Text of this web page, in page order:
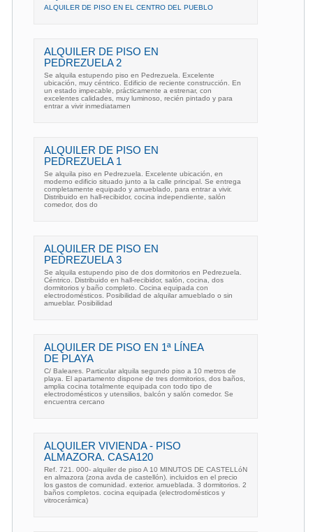
ALQUILER DE PISO EN EL CENTRO DEL PUEBLO
ALQUILER DE PISO EN
PEDREZUELA 2
Se alquila estupendo piso en Pedrezuela. Excelente
ubicación, muy céntrico. Edificio de reciente construcción. En
un estado impecable, prácticamente a estrenar, con
excelentes calidades, muy luminoso, recién pintado y para
entrar a vivir inmediatamen
ALQUILER DE PISO EN
PEDREZUELA 1
Se alquila piso en Pedrezuela. Excelente ubicación, en
moderno edificio situado junto a la calle principal. Se entrega
completamente equipado y amueblado, para entrar a vivir.
Distribuido en hall-recibidor, cocina independiente, salón
comedor, dos do
ALQUILER DE PISO EN
PEDREZUELA 3
Se alquila estupendo piso de dos dormitorios en Pedrezuela.
Céntrico. Distribuido en hall-recibidor, salón, cocina, dos
dormitorios y baño completo. Cocina equipada con
electrodomésticos. Posibilidad de alquilar amueblado o sin
amueblar. Posibilidad
ALQUILER DE PISO EN 1ª LÍNEA
DE PLAYA
C/ Baleares. Particular alquila segundo piso a 10 metros de
playa. El apartamento dispone de tres dormitorios, dos baños,
amplia cocina totalmente equipada con todo tipo de
electrodomésticos y utensilios, balcón y salón comedor. Se
encuentra cercano
ALQUILER VIVIENDA - PISO
ALMAZORA. CASA120
Ref. 721. 000- alquiler de piso A 10 MINUTOS DE CASTELLóN
en almazora (zona avda de castellón). incluidos en el precio
los gastos de comunidad. exterior. amueblada. 3 dormitorios. 2
baños completos. cocina equipada (electrodomésticos y
vitrocerámica)